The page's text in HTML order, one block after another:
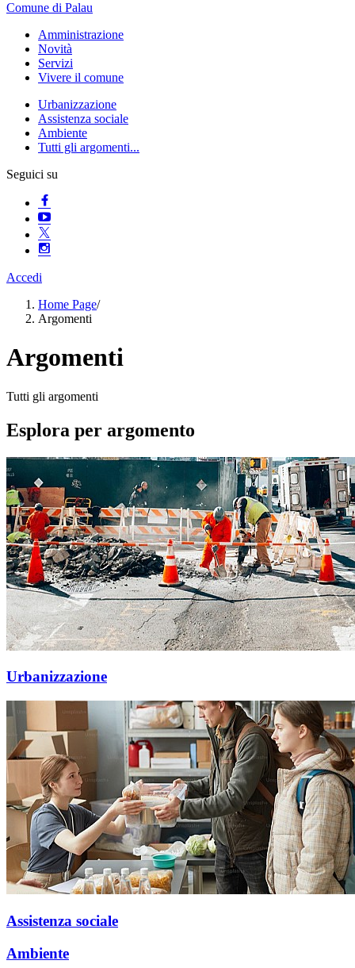
Comune di Palau
Amministrazione
Novità
Servizi
Vivere il comune
Urbanizzazione
Assistenza sociale
Ambiente
Tutti gli argomenti...
Seguici su
Accedi
Home Page/
Argomenti
Argomenti
Tutti gli argomenti
Esplora per argomento
Urbanizzazione
Assistenza sociale
Ambiente